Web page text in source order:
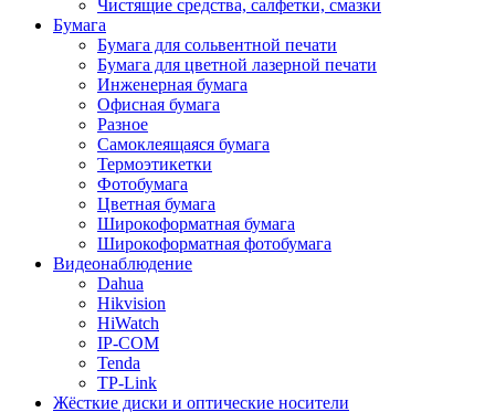
Чистящие средства, салфетки, смазки
Бумага
Бумага для сольвентной печати
Бумага для цветной лазерной печати
Инженерная бумага
Офисная бумага
Разное
Самоклеящаяся бумага
Термоэтикетки
Фотобумага
Цветная бумага
Широкоформатная бумага
Широкоформатная фотобумага
Видеонаблюдение
Dahua
Hikvision
HiWatch
IP-COM
Tenda
TP-Link
Жёсткие диски и оптические носители